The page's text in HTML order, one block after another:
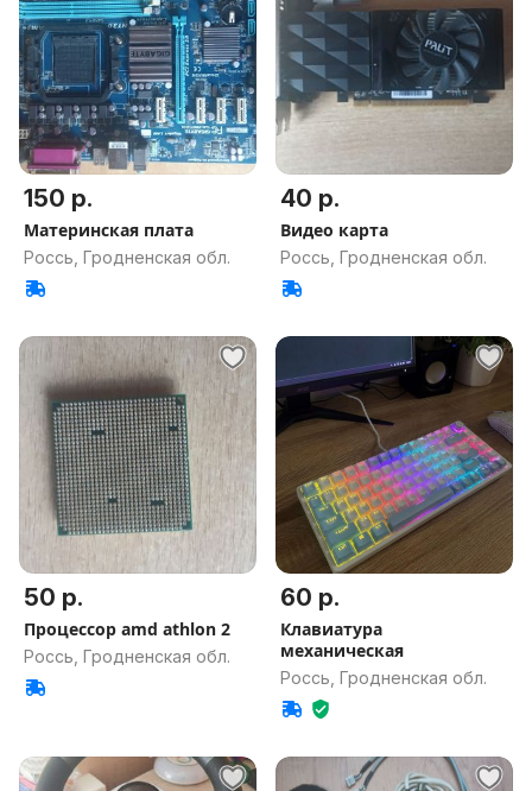
150 р.
Материнская плата
Россь, Гродненская обл.
40 р.
Видео карта
Россь, Гродненская обл.
50 р.
Процессор amd athlon 2
Россь, Гродненская обл.
60 р.
Клавиатура
механическая
Россь, Гродненская обл.